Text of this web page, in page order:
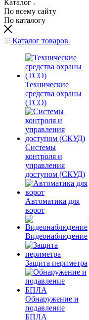
Каталог
По всему сайту
По каталогу
Каталог товаров
Технические
средства охраны
(ТСО)
Системы
контроля и
управления
доступом (СКУД)
Автоматика для
ворот
Видеонаблюдение
Защита периметра
Обнаружение и
подавление
БПЛА